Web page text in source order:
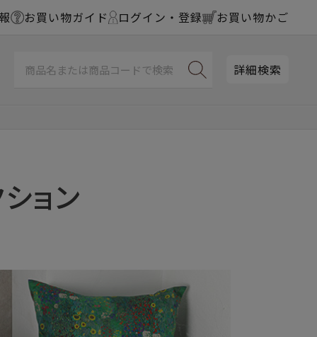
お買い物ガイド ログイン・登録 お買い物かご
詳細検索
ョン